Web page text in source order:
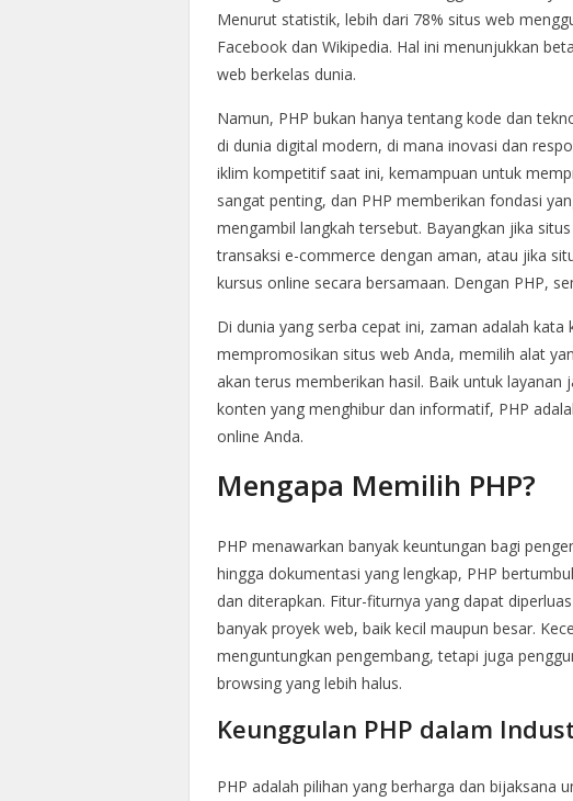
Menurut statistik, lebih dari 78% situs web
Facebook dan Wikipedia. Hal ini menunjukkan
web berkelas dunia.
Namun, PHP bukan hanya tentang kode dan
di dunia digital modern, di mana inovasi dan
iklim kompetitif saat ini, kemampuan untuk
sangat penting, dan PHP memberikan fondasi
mengambil langkah tersebut. Bayangkan jika
transaksi e-commerce dengan aman, atau jika
kursus online secara bersamaan. Dengan PHP,
Di dunia yang serba cepat ini, zaman adalah kata
mempromosikan situs web Anda, memilih alat
akan terus memberikan hasil. Baik untuk
konten yang menghibur dan informatif, PHP
online Anda.
Mengapa Memilih PHP?
PHP menawarkan banyak keuntungan bagi
hingga dokumentasi yang lengkap, PHP
dan diterapkan. Fitur-fiturnya yang dapat
banyak proyek web, baik kecil maupun besar.
menguntungkan pengembang, tetapi juga
browsing yang lebih halus.
Keunggulan PHP dalam
PHP adalah pilihan yang berharga dan bijaksana